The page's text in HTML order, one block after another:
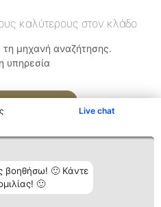
Live chat
βοηθήσω! 🙂 Κάντε
🙂
καλύτερους στον κλάδο
τη μηχανή αναζήτησης.
υπηρεσία